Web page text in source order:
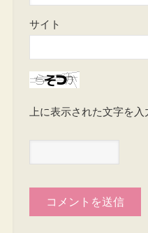
サイト
上に表示された文字を入